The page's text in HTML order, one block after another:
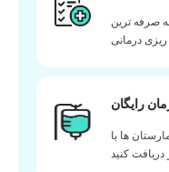
صرفه ترین
ریزی درمانی
ها با
کنید